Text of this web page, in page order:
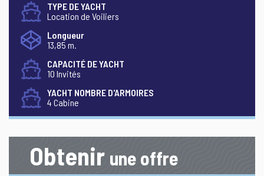
TYPE DE YACHT
Location de Voiliers
Longueur
13,85 m.
CAPACITÉ DE YACHT
10 Invités
YACHT NOMBRE D'ARMOIRES
4 Cabine
Obtenir une offre